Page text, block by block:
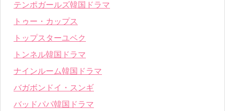
テンポガールズ韓国ドラマ
トゥー・カップス
トップスターユベク
トンネル韓国ドラマ
ナインルーム韓国ドラマ
バガボンドイ・スンギ
バッドパパ韓国ドラマ